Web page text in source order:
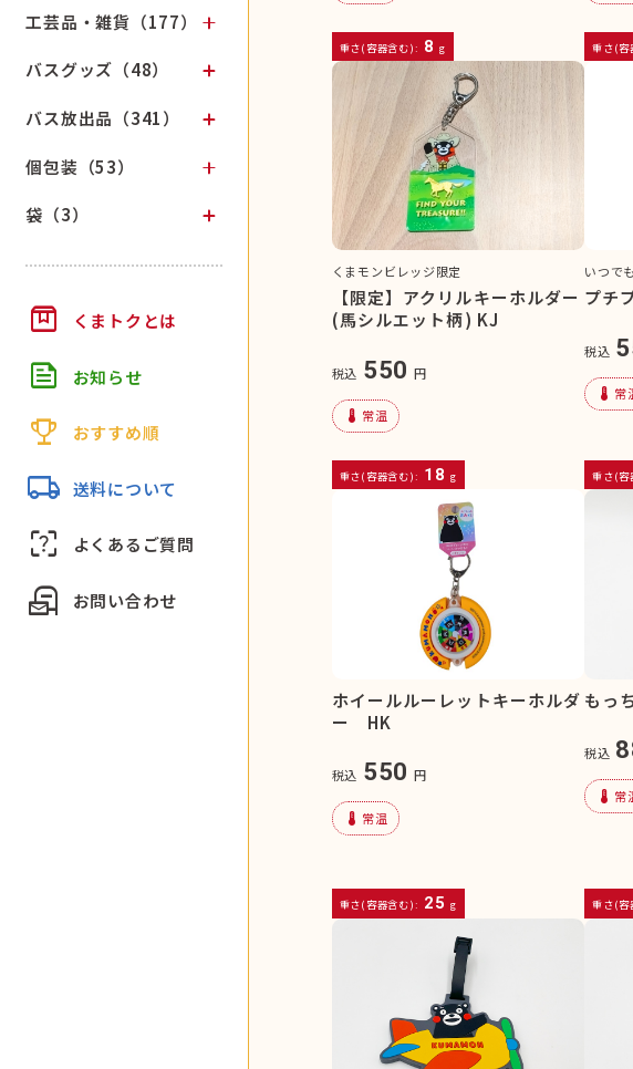
工芸品・雑貨（177）
バスグッズ（48）
バス放出品（341）
個包装（53）
袋（3）
box くまトクとは
feed お知らせ
trophy おすすめ順
local_shipping 送料について
indeterminate_question_box よくあるご質問
local_post_office お問い合わせ
重さ(容器含む): 8 g 重さ(容
くまモンビレッジ限定
【限定】アクリルキーホルダー
(馬シルエット柄) KJ
税込 550 円
device_thermostat 常温
重さ(容器含む): 18 g
いつで
プチ
税込
device_thermostat 常
重さ(容
ホイールルーレットキーホルダ
ー HK
税込 550 円
device_thermostat 常温
重さ(容器含む): 25 g
もっ
税込
device_thermostat 常
重さ(容